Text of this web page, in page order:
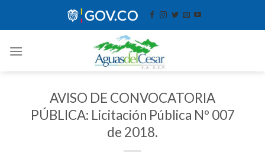
AVISO DE CONVOCATORIA
PÚBLICA: Licitación Pública Nº 007
de 2018.